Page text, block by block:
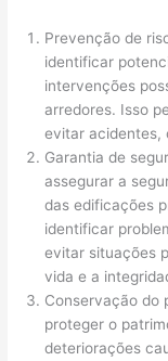
Prevenção de
identificar
intervenções
arredores. Isso
evitar acidentes,
Garantia de
assegurar a
das edificações
identificar
evitar situações
vida e a
Conservação do
proteger o
deteriorações